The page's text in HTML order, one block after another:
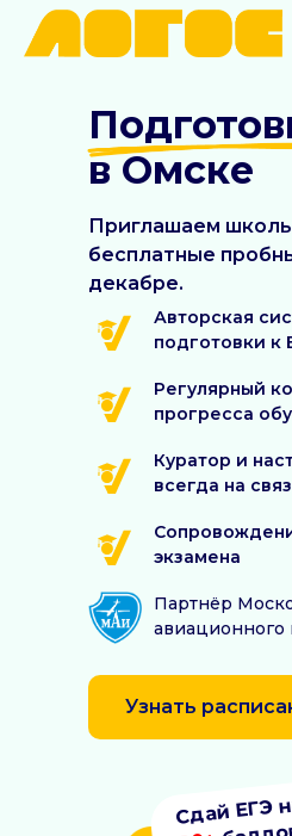
в Омске
Приглашаем
бесплатные
декабре.
Авторская
подготовки к
Куратор и
всегда на
Регулярный
прогресса
экзамена
Узнать
Сдай ЕГЭ
Партнёр
авиационного